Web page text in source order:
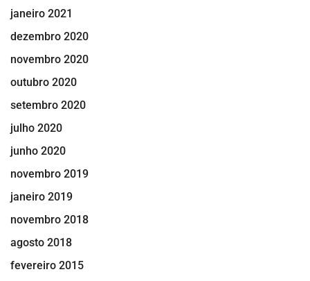
janeiro 2021
dezembro 2020
novembro 2020
outubro 2020
setembro 2020
julho 2020
junho 2020
novembro 2019
janeiro 2019
novembro 2018
agosto 2018
fevereiro 2015